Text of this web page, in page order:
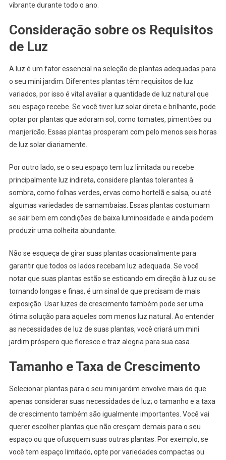
vibrante durante todo o ano.
Consideração sobre os Requisitos
de Luz
A luz é um fator essencial na seleção de plantas adequadas para
o seu mini jardim. Diferentes plantas têm requisitos de luz
variados, por isso é vital avaliar a quantidade de luz natural que
seu espaço recebe. Se você tiver luz solar direta e brilhante, pode
optar por plantas que adoram sol, como tomates, pimentões ou
manjericão. Essas plantas prosperam com pelo menos seis horas
de luz solar diariamente.
Por outro lado, se o seu espaço tem luz limitada ou recebe
principalmente luz indireta, considere plantas tolerantes à
sombra, como folhas verdes, ervas como hortelã e salsa, ou até
algumas variedades de samambaias. Essas plantas costumam
se sair bem em condições de baixa luminosidade e ainda podem
produzir uma colheita abundante.
Não se esqueça de girar suas plantas ocasionalmente para
garantir que todos os lados recebam luz adequada. Se você
notar que suas plantas estão se esticando em direção à luz ou se
tornando longas e finas, é um sinal de que precisam de mais
exposição. Usar luzes de crescimento também pode ser uma
ótima solução para aqueles com menos luz natural. Ao entender
as necessidades de luz de suas plantas, você criará um mini
jardim próspero que floresce e traz alegria para sua casa.
Tamanho e Taxa de Crescimento
Selecionar plantas para o seu mini jardim envolve mais do que
apenas considerar suas necessidades de luz; o tamanho e a taxa
de crescimento também são igualmente importantes. Você vai
querer escolher plantas que não cresçam demais para o seu
espaço ou que ofusquem suas outras plantas. Por exemplo, se
você tem espaço limitado, opte por variedades compactas ou